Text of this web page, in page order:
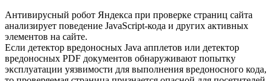
Антивирусный робот Яндекса при проверке страниц сайта
анализирует поведение JavaScript-кода и других активных
элементов на сайте.
Если детектор вредоносных Java апплетов или детектор
вредоносных PDF документов обнаруживают попытку
эксплуатации уязвимости для выполнения вредоносного кода,